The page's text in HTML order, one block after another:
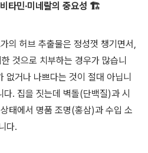
타민·미네랄의 중요성 🏗️
의 허브 추출물은 정성껏 챙기면서,
것으로 치부하는 경우가 많습니
없거나 나쁘다는 것이 절대 아닙니
. 집을 짓는데 벽돌(단백질)과 시
태에서 명품 조명(홍삼)과 수입 소
다.